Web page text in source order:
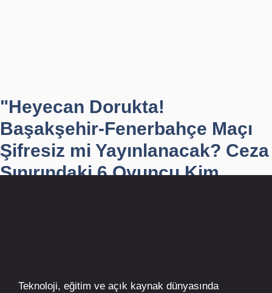
"Heyecan Dorukta!
Başakşehir-Fenerbahçe Maçı
Şifresiz mi Yayınlanacak? Ceza
Sınırındaki 6 Oyuncu Kim...
Teknoloji, eğitim ve açık kaynak dünyasında